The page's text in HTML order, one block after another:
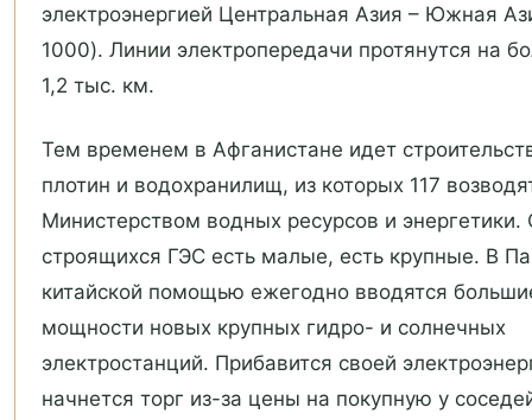
электроэнергией Центральная Азия – Южная
1000). Линии электропередачи протянутся на
1,2 тыс. км.
Тем временем в Афганистане идет
плотин и водохранилищ, из которых 117
Министерством водных ресурсов и энергетики.
строящихся ГЭС есть малые, есть крупные. В
китайской помощью ежегодно вводятся
мощности новых крупных гидро- и солнечных
электростанций. Прибавится своей
начнется торг из-за цены на покупную у